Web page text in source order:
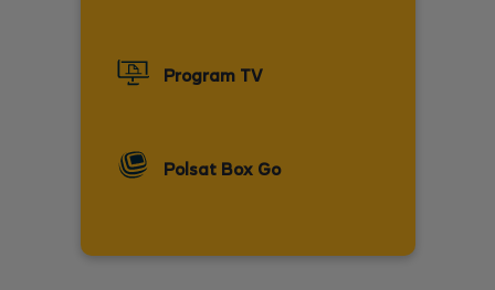
Program TV
Polsat Box Go